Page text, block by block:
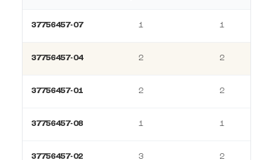
37756457-07 1 1
37756457-04 2 2
37756457-01 2 2
37756457-08 1 1
37756457-02 3 2